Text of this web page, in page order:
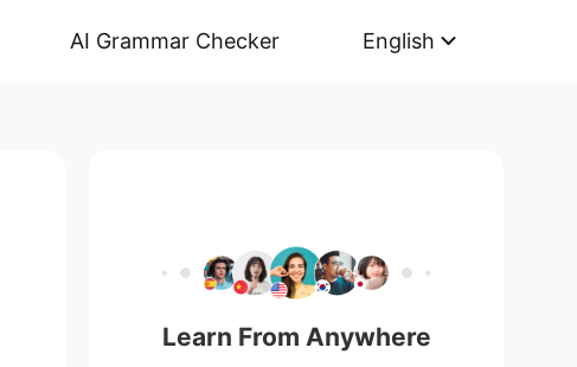
AI Grammar Checker English
Learn From Anywhere